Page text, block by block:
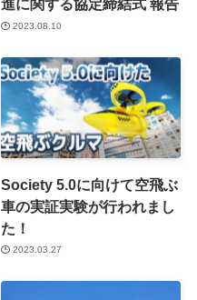
進に関する協定締結式 報告
2023.08.10
Society 5.0に向けて空飛ぶ
車の実証実験が行われまし
た！
2023.03.27